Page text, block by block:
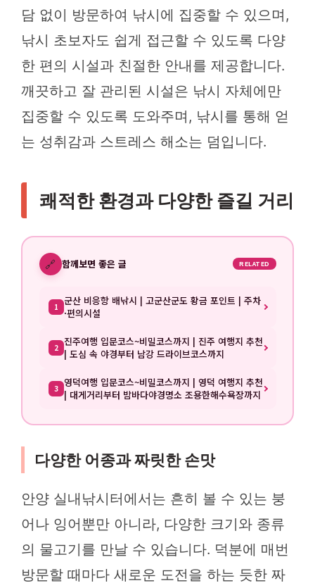
담 없이 방문하여 낚시에 집중할 수 있으며,
낚시 초보자도 쉽게 접근할 수 있도록 다양
한 편의 시설과 친절한 안내를 제공합니다.
깨끗하고 잘 관리된 시설은 낚시 자체에만
집중할 수 있도록 도와주며, 낚시를 통해 얻
는 성취감과 스트레스 해소는 덤입니다.
쾌적한 환경과 다양한 즐길 거리
🔗 함께보면 좋은 글 RELATED
1 군산 비응항 배낚시 | 고군산군도 황금 포인트 | 주차
·편의시설
2 진주여행 입문코스~비밀코스까지 | 진주 여행지 추천
| 도심 속 야경부터 남강 드라이브코스까지
3 영덕여행 입문코스~비밀코스까지 | 영덕 여행지 추천
| 대게거리부터 밤바다야경명소 조용한해수욕장까지
다양한 어종과 짜릿한 손맛
안양 실내낚시터에서는 흔히 볼 수 있는 붕
어나 잉어뿐만 아니라, 다양한 크기와 종류
의 물고기를 만날 수 있습니다. 덕분에 매번
방문할 때마다 새로운 도전을 하는 듯한 짜